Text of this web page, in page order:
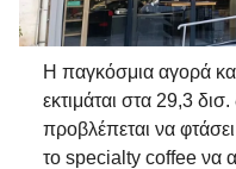
Η παγκόσμια αγορά
εκτιμάται στα 29,3
προβλέπεται να
το specialty coffee να